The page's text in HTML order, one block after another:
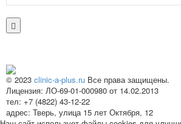
© 2023 clinic-a-plus.ru Все права защищены.
Лицензия: ЛО-69-01-000980 от 14.02.2013
тел: +7 (4822) 43-12-22
адрес: Тверь, улица 15 лет Октября, 12